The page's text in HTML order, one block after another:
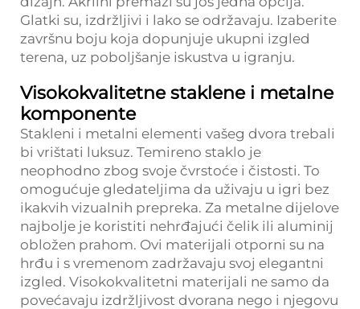
Glatki su, izdržljivi i lako se održavaju. Izaberite
završnu boju koja dopunjuje ukupni izgled
terena, uz poboljšanje iskustva u igranju.
Visokokvalitetne staklene i metalne
komponente
Stakleni i metalni elementi vašeg dvora trebali
bi vrištati luksuz. Temireno staklo je
neophodno zbog svoje čvrstoće i čistosti. To
omogućuje gledateljima da uživaju u igri bez
ikakvih vizualnih prepreka. Za metalne dijelove
najbolje je koristiti nehrđajući čelik ili aluminij
obložen prahom. Ovi materijali otporni su na
hrđu i s vremenom zadržavaju svoj elegantni
izgled. Visokokvalitetni materijali ne samo da
povećavaju izdržljivost dvorana nego i njegovu